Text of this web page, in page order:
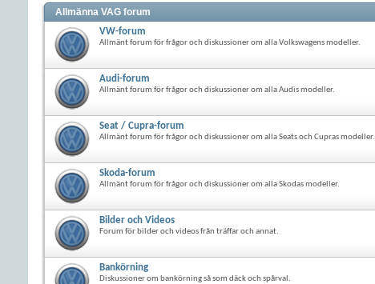
Allmänna VAG forum
VW-forum
Allmänt forum för frågor och diskussioner om alla Volkswagens modeller.
Audi-forum
Allmänt forum för frågor och diskussioner om alla Audis modeller.
Seat / Cupra-forum
Allmänt forum för frågor och diskussioner om alla Seats och Cupras modeller.
Skoda-forum
Allmänt forum för frågor och diskussioner om alla Skodas modeller.
Bilder och Videos
Forum för bilder och videos från träffar och annat.
Bankörning
Diskussioner om bankörning så som däck och spårval.